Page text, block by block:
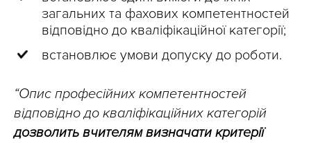
загальних та фахових компетентностей
відповідно до кваліфікаційної категорії;
встановлює умови допуску до роботи.
“Опис професійних компетентностей
відповідно до кваліфікаційних категорій
дозволить вчителям визначати критерії